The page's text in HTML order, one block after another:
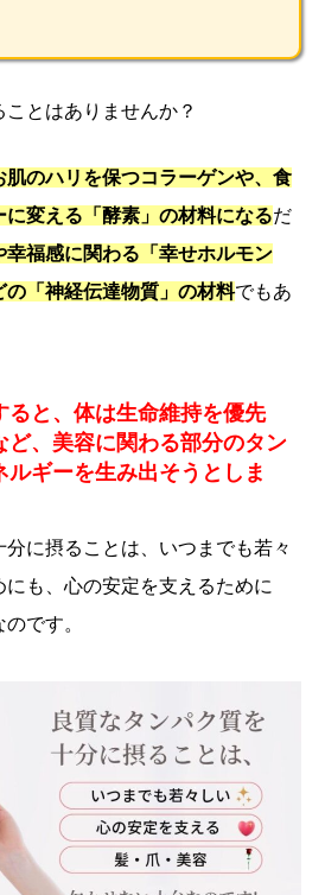
とはありませんか？
肌のハリを保つコラーゲンや、食
変える「酵素」の材料になるだ
幸福感に関わる「幸せホルモン
の「神経伝達物質」の材料でもあ
ると、体は生命維持を優先
ど、美容に関わる部分のタン
ギーを生み出そうとしま
に摂ることは、いつまでも若々
にも、心の安定を支えるために
です。